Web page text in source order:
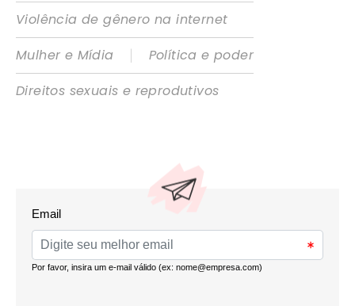
Violência de gênero na internet
Mulher e Mídia
|
Política e poder
Direitos sexuais e reprodutivos